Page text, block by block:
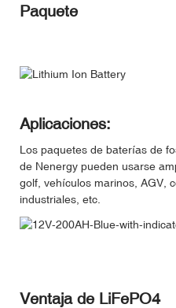
Paquete
Aplicaciones:
Los paquetes de baterías de
de Nenergy pueden usarse
golf, vehículos marinos, AGV,
industriales, etc.
Ventaja de LiFePO4